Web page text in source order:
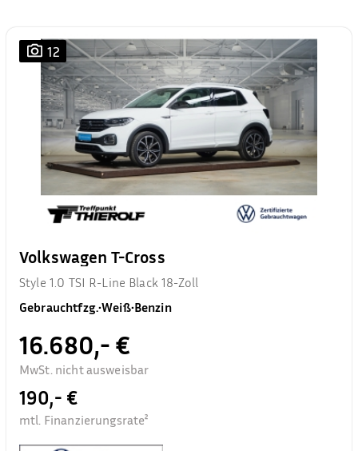
12
Volkswagen T-Cross
Style 1.0 TSI R-Line Black 18-Zoll
Gebrauchtfzg.•Weiß•Benzin
16.680,- €
MwSt. nicht ausweisbar
190,- €
mtl. Finanzierungsrate²